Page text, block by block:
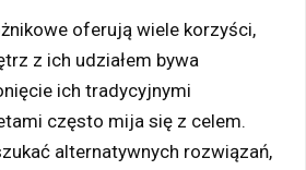
oferują wiele korzyści,
z ich udziałem bywa
ich tradycyjnymi
często mija się z celem.
alternatywnych rozwiązań,